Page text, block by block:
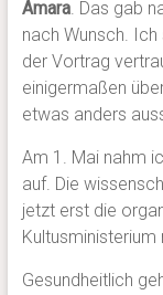
Amara. Das gab
nach Wunsch.
der Vortrag
einigermaßen
etwas anders
Am 1. Mai nahm
auf. Die
jetzt erst die
Gesundheitlich